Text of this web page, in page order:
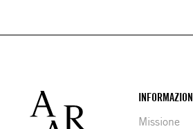
Missione